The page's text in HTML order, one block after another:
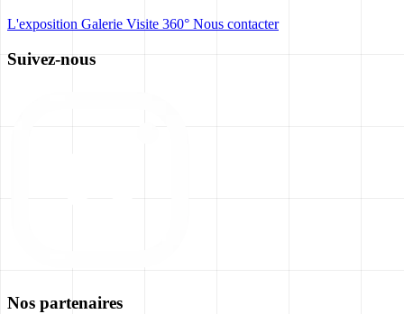
L'exposition Galerie Visite 360° Nous contacter
Suivez-nous
Nos partenaires